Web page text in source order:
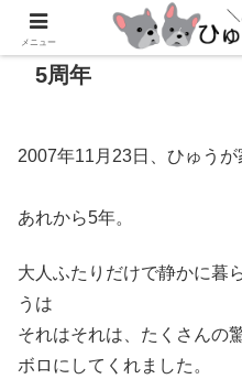
5周年
2007年11月23日、ひゅうが
あれから5年。
大人ふたりだけで静かに暮
うは
それはそれは、たくさんの
ボロにしてくれました。
メニュー